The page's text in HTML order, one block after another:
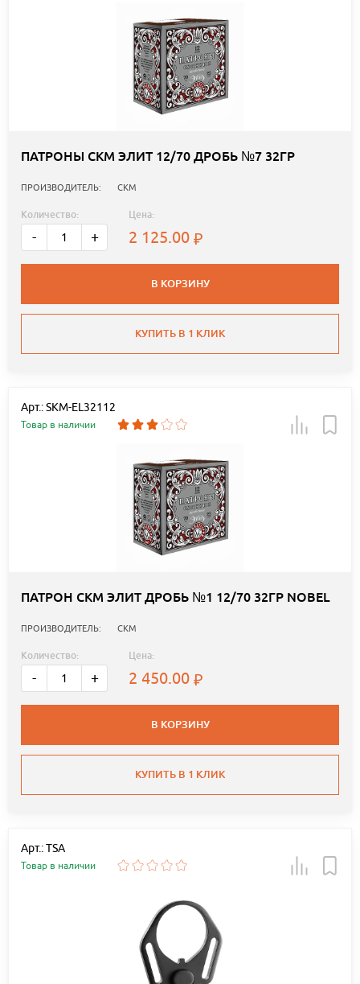
ПАТРОНЫ СКМ ЭЛИТ 12/70 ДРОБЬ №7 32ГР
ПРОИЗВОДИТЕЛЬ: СКМ
Количество:
- +
Цена:
2 125.00
В КОРЗИНУ
КУПИТЬ В 1 КЛИК
Арт.: SKM-EL32112
Товар в наличии
ПАТРОН СКМ ЭЛИТ ДРОБЬ №1 12/70 32ГР NOBEL
ПРОИЗВОДИТЕЛЬ: СКМ
Количество:
- +
Цена:
2 450.00
В КОРЗИНУ
КУПИТЬ В 1 КЛИК
Арт.: TSA
Товар в наличии